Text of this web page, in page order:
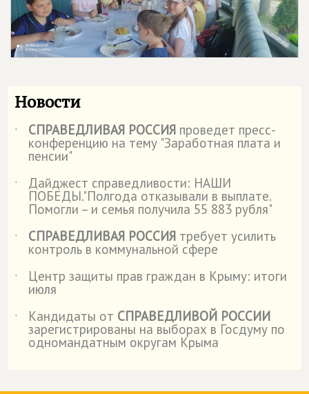
Новости
˙ СПРАВЕДЛИВАЯ РОССИЯ проведет пресс-
конференцию на тему "Заработная плата и
пенсии"
˙
Дайджест справедливости: НАШИ
ПОБЕДЫ."Полгода отказывали в выплате.
Помогли – и семья получила 55 883 рубля"
˙
СПРАВЕДЛИВАЯ РОССИЯ требует усилить
контроль в коммунальной сфере
˙
Центр защиты прав граждан в Крыму: итоги
июля
˙
Кандидаты от СПРАВЕДЛИВОЙ РОССИИ
зарегистрированы на выборах в Госдуму по
одномандатным округам Крыма